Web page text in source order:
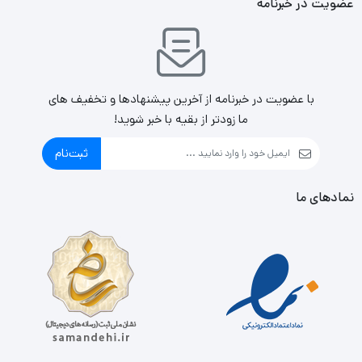
در ستون میانی نیز به افزایش جریان هوا کمک شایانی می کند.
همچنین براکت های مخصوص مگه دارنده کارت های توسعه
بلند در نظر گرفته شده برای این کیس به تثبیت هر چه بیشتر
سریع درایو نوری (ODD) و هارد دیسک (HDD) می باشد.
همچنین شما شاهد استقرار یک عدد عایق اسفنجی غبار برروی
لایه میانی درب جلوی کیس گرین مدل رکمونت G600 خواهید
بود که دارای قابلیت جابجایی جهت سرویس و غبار روبی دوره ای
عضویت در خبرنامه
با عضویت در خبرنامه از آخرین پیشنهادها و تخفیف های
ما زودتر از بقیه با خبر شوید!
ثبت‌نام
نمادهای ما